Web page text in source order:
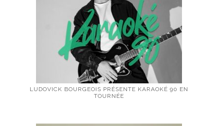
LUDOVICK BOURGEOIS PRÉSENTE KARAOKÉ 90 EN
TOURNÉE